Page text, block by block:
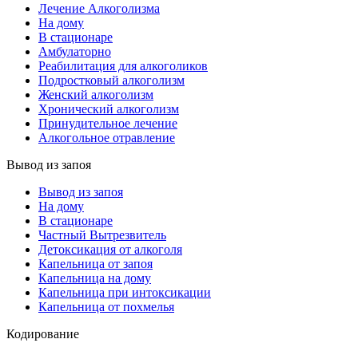
Лечение Алкоголизма
На дому
В стационаре
Амбулаторно
Реабилитация для алкоголиков
Подростковый алкоголизм
Женский алкоголизм
Хронический алкоголизм
Принудительное лечение
Алкогольное отравление
Вывод из запоя
Вывод из запоя
На дому
В стационаре
Частный Вытрезвитель
Детоксикация от алкоголя
Капельница от запоя
Капельница на дому
Капельница при интоксикации
Капельница от похмелья
Кодирование